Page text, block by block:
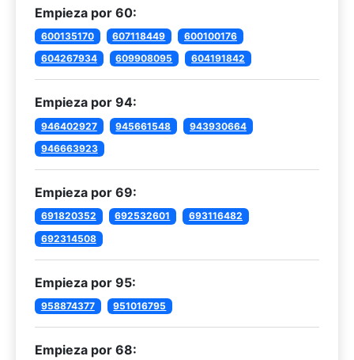
Empieza por 60:
600135170 607118449
600100176
604267934
609908095 604191842
Empieza por 94:
946402927 945661548
943930664
946663923
Empieza por 69:
691820352 692532601
693116482
692314508
Empieza por 95:
958874377 951016795
Empieza por 68: